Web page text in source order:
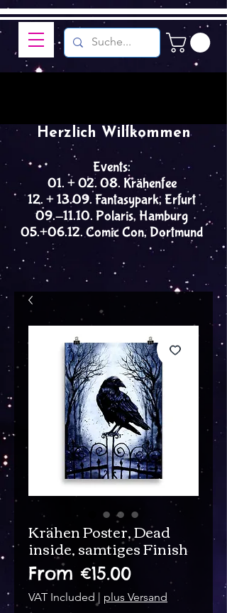
Events:
01. + 02. 08. Krähenfee
12. + 13.09. Fantasypark, Erfurt
09.-11.10. Polaris, Hamburg
05.+06.12. Comic Con, Dortmund
Herzlich Willkommen
Krähen Poster, Dead
inside, samtiges Finish
From €15.00Sale
Price
VAT Included | plus Versand